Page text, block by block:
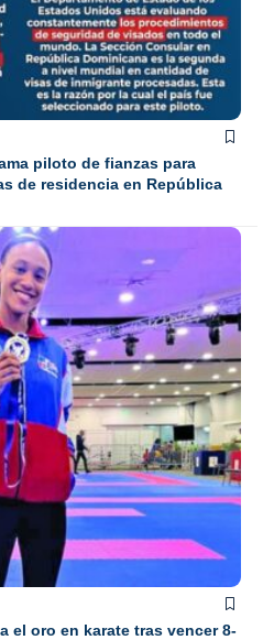
piloto de fianzas para
de residencia en República
el oro en karate tras vencer 8-